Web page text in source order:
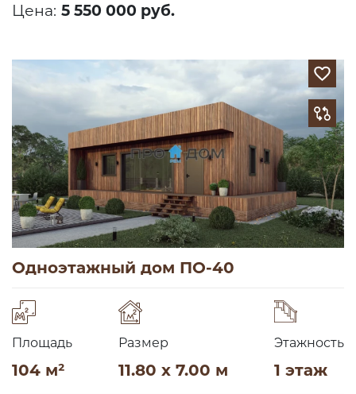
Цена: 5 550 000 руб.
Одноэтажный дом ПО-40
Площадь
104 м²
Размер
11.80 x 7.00 м
Этажность
1 этаж